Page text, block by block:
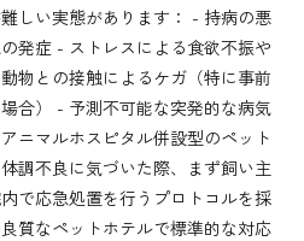
しい実態があります： - 持病の悪
発症 - ストレスによる食欲不振や
物との接触によるケガ（特に事前
合） - 予測不可能な突発的な病気
ニマルホスピタル併設型のペット
調不良に気づいた際、まず飼い主
で応急処置を行うプロトコルを採
質なペットホテルで標準的な対応